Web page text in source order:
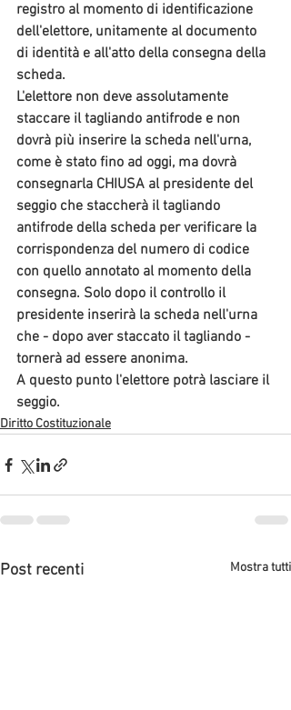
registro al momento di identificazione
dell'elettore, unitamente al documento
di identità e all'atto della consegna della
scheda.
L'elettore non deve assolutamente
staccare il tagliando antifrode e non
dovrà più inserire la scheda nell'urna,
come è stato fino ad oggi, ma dovrà
consegnarla CHIUSA al presidente del
seggio che staccherà il tagliando
antifrode della scheda per verificare la
corrispondenza del numero di codice
con quello annotato al momento della
consegna. Solo dopo il controllo il
presidente inserirà la scheda nell'urna
che - dopo aver staccato il tagliando -
tornerà ad essere anonima.
A questo punto l'elettore potrà lasciare il
seggio.
Diritto Costituzionale
Post recenti Mostra tutti